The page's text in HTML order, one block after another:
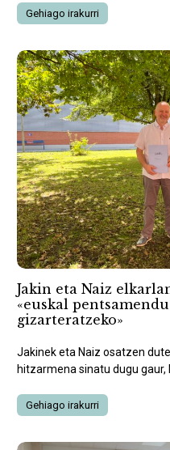
Gehiago irakurri
Jakin eta Naiz
«euskal
gizarteratzeko»
Jakinek eta Naiz osatzen
hitzarmena sinatu dugu gaur,
Gehiago irakurri